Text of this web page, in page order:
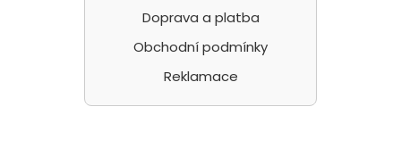
Doprava a platba
Obchodní podmínky
Reklamace